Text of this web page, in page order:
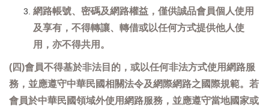
網路帳號、密碼及網路權益，僅供誠品會員個人使用
及享有，不得轉讓、轉借或以任何方式提供他人使
用，亦不得共用。
(四)會員不得基於非法目的，或以任何非法方式使用網路服
務，並應遵守中華民國相關法令及網際網路之國際規範。若
會員於中華民國領域外使用網路服務，並應遵守當地國家或